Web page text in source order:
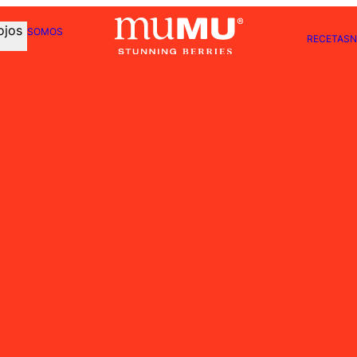
SOMOS
RECETAS